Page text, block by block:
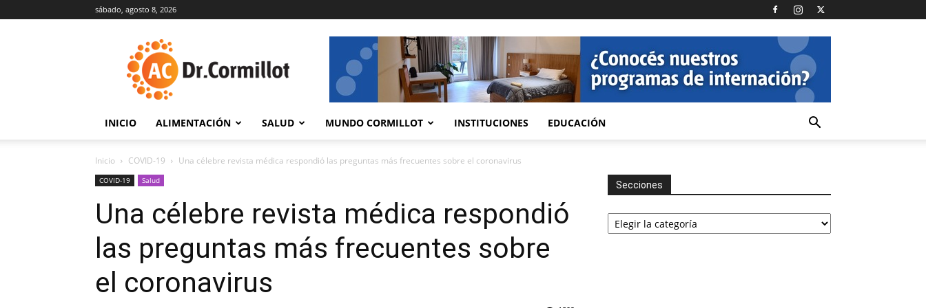
sábado, agosto 8, 2026
INICIO ALIMENTACIÓN SALUD MUNDO CORMILLOT INSTITUCIONES EDUCACIÓN
Inicio COVID-19 Una célebre revista médica respondió las preguntas más frecuentes sobre el coronavirus
COVID-19 Salud
Una célebre revista médica respondió
las preguntas más frecuentes sobre
el coronavirus
Secciones
Secciones